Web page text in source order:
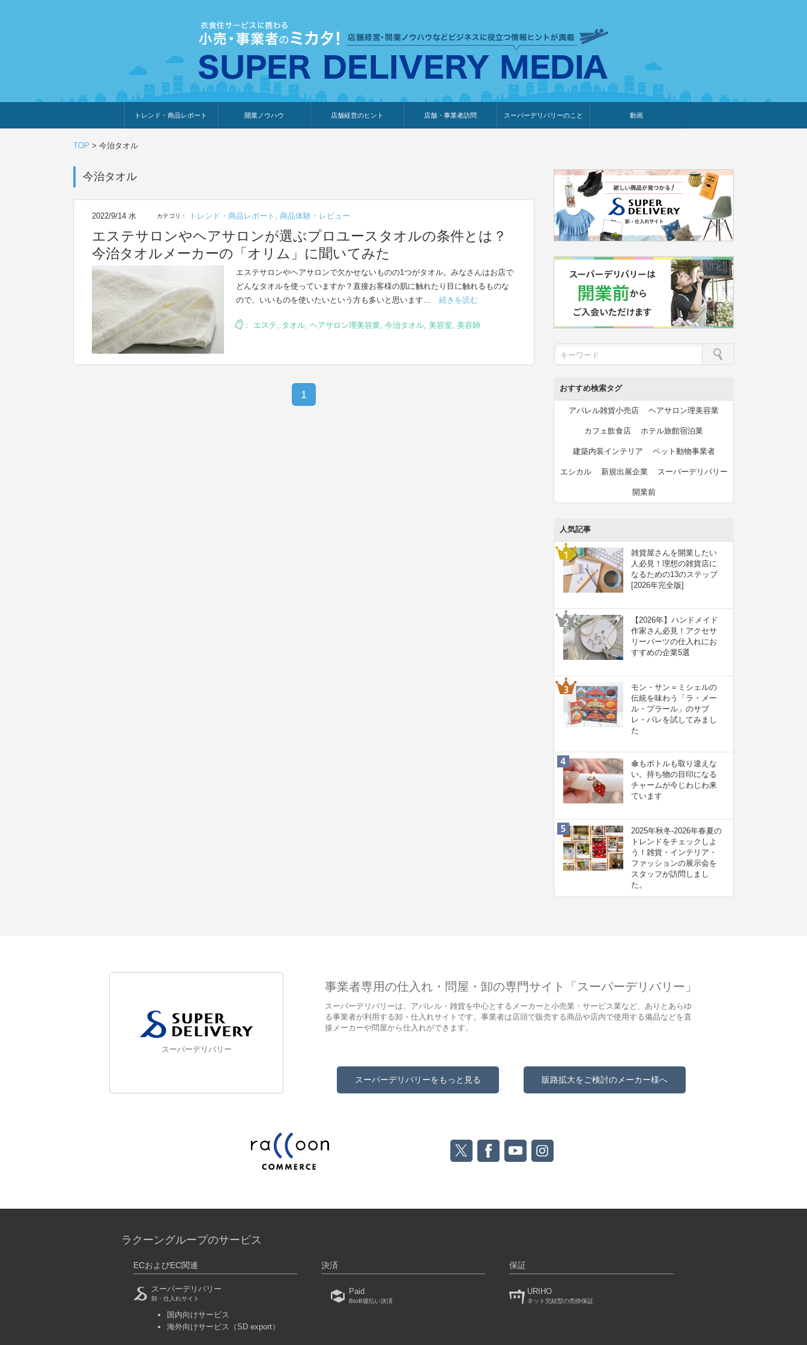
トレンド・商品レポート 開業ノウハウ 店舗経営のヒント 店舗・事業者訪問 スーパーデリバリーのこと 動画
TOP > 今治タオル
今治タオル
2022/9/14 水 カテゴリ： トレンド・商品レポート , 商品体験・レビュー
エステサロンやヘアサロンが選ぶプロユースタオルの条件とは？
今治タオルメーカーの「オリム」に聞いてみた
エステサロンやヘアサロンで欠かせないものの1つがタオル。みなさんはお店で
どんなタオルを使っていますか？直接お客様の肌に触れたり目に触れるものな
ので、いいものを使いたいという方も多いと思います...
続きを読む
： エステ, タオル, ヘアサロン理美容業, 今治タオル, 美容室, 美容師
1
おすすめ検索タグ
アパレル雑貨小売店 ヘアサロン理美容業
カフェ飲食店 ホテル旅館宿泊業
建築内装インテリア ペット動物事業者
エシカル 新規出展企業 スーパーデリバリー
開業前
人気記事
雑貨屋さんを開業したい
人必見！理想の雑貨店に
なるための13のステップ
[2026年完全版]
【2026年】ハンドメイド
作家さん必見！アクセサ
リーパーツの仕入れにお
すすめの企業5選
モン・サン＝ミシェルの
伝統を味わう「ラ・メー
ル・プラール」のサブ
レ・パレを試してみまし
た
傘もボトルも取り違えな
い。持ち物の目印になる
チャームが今じわじわ来
ています
2025年秋冬-2026年春夏の
トレンドをチェックしよ
う！雑貨・インテリア・
ファッションの展示会を
スタッフが訪問しまし
た。
スーパーデリバリー
事業者専用の仕入れ・問屋・卸の専門サイト「スーパーデリバリー」
スーパーデリバリーは、アパレル・雑貨を中心とするメーカーと小売業・サービス業など、ありとあらゆ
る事業者が利用する卸・仕入れサイトです。事業者は店頭で販売する商品や店内で使用する備品などを直
接メーカーや問屋から仕入れができます。
スーパーデリバリーをもっと見る 販路拡大をご検討のメーカー様へ
ラクーングループのサービス
ECおよびEC関連
スーパーデリバリー
卸・仕入れサイト
国内向けサービス
海外向けサービス
（SD export）
決済
Paid
BtoB後払い決済
保証
URIHO
ネット完結型の売掛保証